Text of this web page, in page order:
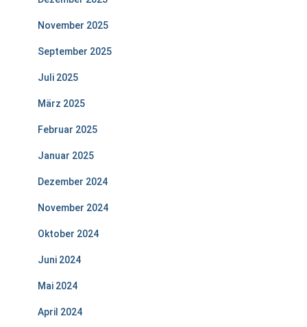
November 2025
September 2025
Juli 2025
März 2025
Februar 2025
Januar 2025
Dezember 2024
November 2024
Oktober 2024
Juni 2024
Mai 2024
April 2024